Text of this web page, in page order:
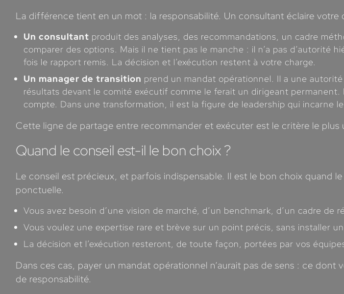
La différence tient en un mot : la responsabilité. Un consultant éclaire
Un consultant produit des analyses, des recommandations, un cadre
comparer des options. Mais il ne tient pas le manche : il n’a pas
fois le rapport remis. La décision et l’exécution restent à votre charge.
Un manager de transition prend un mandat opérationnel. Il a une
résultats devant le comité exécutif comme le ferait un dirigeant
compte. Dans une transformation, il est la figure de leadership qui incarne
Cette ligne de partage entre recommander et exécuter est le critère le plus
Quand le conseil est-il le bon choix ?
Le conseil est précieux, et parfois indispensable. Il est le bon choix quand
ponctuelle.
Vous avez besoin d’une vision de marché, d’un benchmark, d’un cadre de
Vous voulez une expertise rare et brève sur un point précis, sans installer
La décision et l’exécution resteront, de toute façon, portées par vos
Dans ces cas, payer un mandat opérationnel n’aurait pas de sens : ce
de responsabilité.